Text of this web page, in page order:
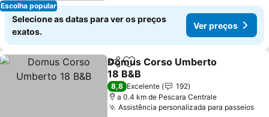
Escolha popular
Selecione as datas para ver os preços
exatos.
Ver preços
PartilharAdicionar aos favoritos
Domus Corso Umberto
18 B&B
Ver preços
8,8 Excelente
192
a 0.4 km de Pescara Centrale
Assistência personalizada para passeios